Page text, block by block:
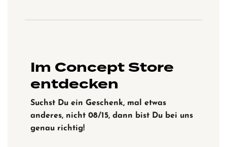
Im Concept Store
entdecken
Suchst Du ein Geschenk, mal etwas
anderes, nicht 08/15, dann bist Du bei uns
genau richtig!